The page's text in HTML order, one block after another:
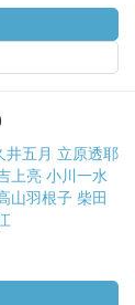
井五月 立原透耶
上亮 小川一水
山羽根子 柴田